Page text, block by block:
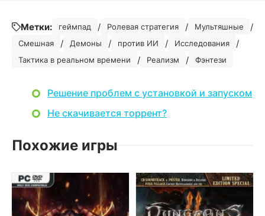
Метки: геймпад / Ролевая стратегия / Мультяшные /
Смешная / Демоны / против ИИ / Исследования /
Тактика в реальном времени / Реализм / Фэнтези
Решение проблем с установкой и запуском
Не скачивается торрент?
Похожие игры